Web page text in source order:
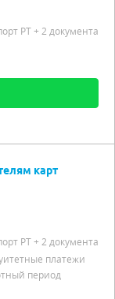
РT+ 2 документа
карт
РT+ 2 документа
платежи
период